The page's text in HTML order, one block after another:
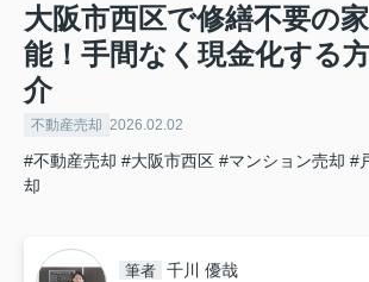
大阪市西区で修繕不要の
能！手間なく現金化する
介
不動産売却 2026.02.02
#不動産売却 #大阪市西区 #マンション売却 #
却
筆者 千川 優哉